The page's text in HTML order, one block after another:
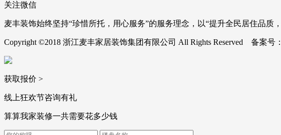
关注微信
麦丰装饰始终坚持“珍惜所托，用心服务”的服务理念，以“提升全民居住品质
Copyright ©2018 浙江麦丰家居装饰集团有限公司 All Rights Reserved 备案号
获取报价 >
线上狂欢节咨询有礼
算算我家装修一共需要花多少钱